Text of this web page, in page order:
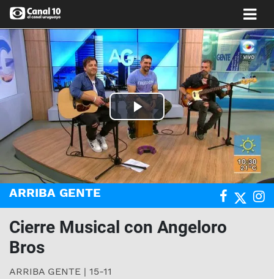
Play
Video
ARRIBA GENTE
Cierre Musical con Angeloro
Bros
ARRIBA GENTE | 15-11